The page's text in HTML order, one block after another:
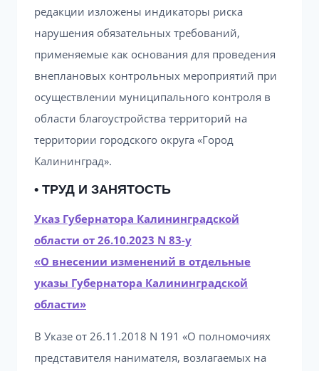
редакции изложены индикаторы риска
нарушения обязательных требований,
применяемые как основания для проведения
внеплановых контрольных мероприятий при
осуществлении муниципального контроля в
области благоустройства территорий на
территории городского округа «Город
Калининград».
• ТРУД И ЗАНЯТОСТЬ
Указ Губернатора Калининградской
области от 26.10.2023 N 83-у
«О внесении изменений в отдельные
указы Губернатора Калининградской
области»
В Указе от 26.11.2018 N 191 «О полномочиях
представителя нанимателя, возлагаемых на